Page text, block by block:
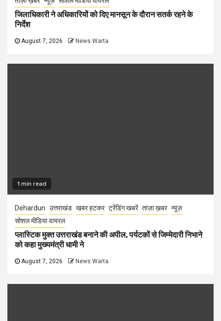
जिलाधिकारी ने अधिकारियों को दिए मानसून के दौरान सतर्क रहने के
निर्देश
August 7, 2026 News Warta
1 min read
Dehardun उत्तराखंड खबर हटकर ट्रेंडिंग खबरें ताज़ा ख़बर न्यूज़
सोशल मीडिया वायरल
प्लास्टिक मुक्त उत्तराखंड बनाने की अपील, पर्यटकों से जिम्मेदारी निभाने
को कहा मुख्यमंत्री धामी ने
August 7, 2026 News Warta